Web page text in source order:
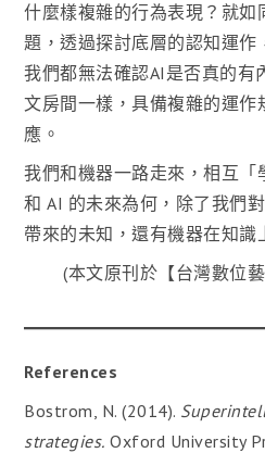
什麼樣複雜的行為表現？就如
題，透過探討底層的認知運作
我們都無法確認AI是否真的有
文房間一樣，具備複雜的運作
應。
我們和機器一路走來，相互「
和 AI 的未來為何，除了我們
帶來的未知，還有機器在知識
(本文原刊於【台灣數位
References
Bostrom, N. (2014).
strategies. Oxford University